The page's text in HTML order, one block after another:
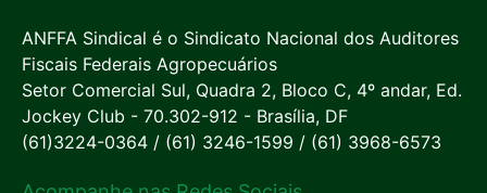
ANFFA Sindical é o Sindicato Nacional dos Auditores
Fiscais Federais Agropecuários
Setor Comercial Sul, Quadra 2, Bloco C, 4º andar, Ed.
Jockey Club - 70.302-912 - Brasília, DF
(61)3224-0364 / (61) 3246-1599 / (61) 3968-6573